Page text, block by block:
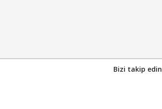
Bizi takip edin